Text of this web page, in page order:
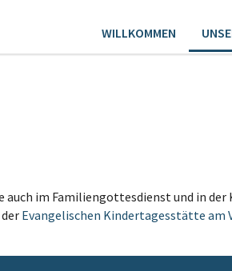
WILLKOMMEN
auch im Familiengottesdienst und in
Evangelischen Kindertagesstätte am